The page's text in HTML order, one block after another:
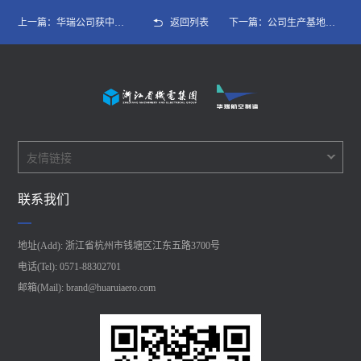
上一篇：华瑞公司获中国商飞CR929供应商入选函 返回列表 下一篇：公司生产基地主体厂房顺利升顶，党员干部群众见证重要时刻
友情链接
联系我们
地址(Add): 浙江省杭州市钱塘区江东五路3700号
电话(Tel): 0571-88302701
邮箱(Mail): brand@huaruiaero.com